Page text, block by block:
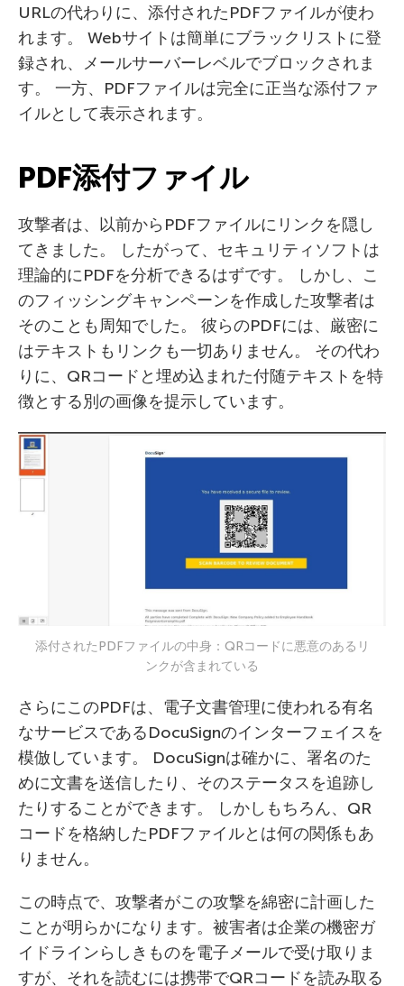
URLの代わりに、添付されたPDFファイルが使わ
れます。 Webサイトは簡単にブラックリストに登
録され、メールサーバーレベルでブロックされま
す。 一方、PDFファイルは完全に正当な添付ファ
イルとして表示されます。
PDF添付ファイル
攻撃者は、以前からPDFファイルにリンクを隠し
てきました。 したがって、セキュリティソフトは
理論的にPDFを分析できるはずです。 しかし、こ
のフィッシングキャンペーンを作成した攻撃者は
そのことも周知でした。 彼らのPDFには、厳密に
はテキストもリンクも一切ありません。 その代わ
りに、QRコードと埋め込まれた付随テキストを特
徴とする別の画像を提示しています。
添付されたPDFファイルの中身：QRコードに悪意のあるリ
ンクが含まれている
さらにこのPDFは、電子文書管理に使われる有名
なサービスであるDocuSignのインターフェイスを
模倣しています。 DocuSignは確かに、署名のた
めに文書を送信したり、そのステータスを追跡し
たりすることができます。 しかしもちろん、QR
コードを格納したPDFファイルとは何の関係もあ
りません。
この時点で、攻撃者がこの攻撃を綿密に計画した
ことが明らかになります。被害者は企業の機密ガ
イドラインらしきものを電子メールで受け取りま
すが、それを読むには携帯でQRコードを読み取る